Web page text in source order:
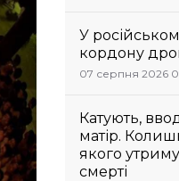
У
кордону
07 серпня 2026
Катують,
матір.
якого
смерті